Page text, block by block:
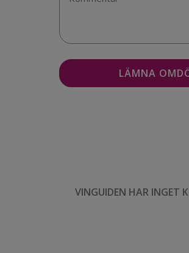
VINGUIDEN HAR INGET